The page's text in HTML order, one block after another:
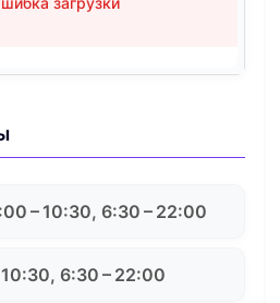
– 10:30, 6:30 – 22:00
6:30 – 22:00